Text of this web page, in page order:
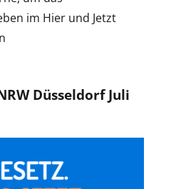
im Hier und Jetzt
Düsseldorf Juli